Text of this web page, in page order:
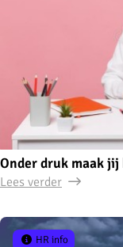
Onder druk maak
Lees verder
HR info